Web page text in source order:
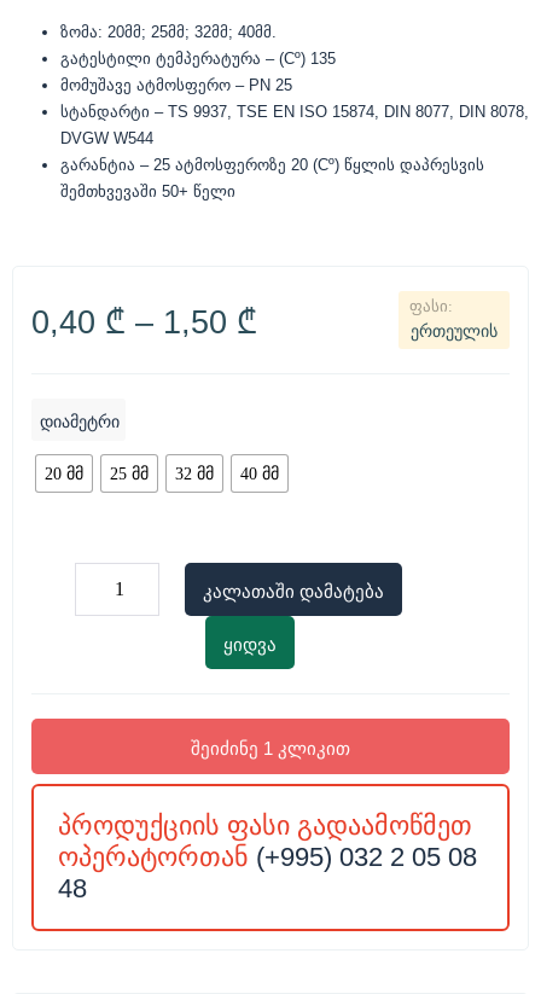
ზომა: 20მმ; 25მმ; 32მმ; 40მმ.
გატესტილი ტემპერატურა – (Cº) 135
მომუშავე ატმოსფერო – PN 25
სტანდარტი – TS 9937, TSE EN ISO 15874, DIN 8077, DIN 8078,
DVGW W544
გარანტია – 25 ატმოსფეროზე 20 (Cº) წყლის დაპრესვის
შემთხვევაში 50+ წელი
0,40 ₾ – 1,50 ₾ ერთეულის
დიამეტრი
20 მმ 25 მმ 32 მმ 40 მმ
კალათაში დამატება
ყიდვა
შეიძინე 1 კლიკით
პროდუქციის ფასი გადაამოწმეთ
ოპერატორთან (+995) 032 2 05 08
48